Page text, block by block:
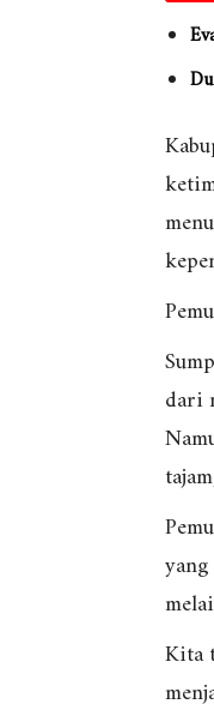
dari
Kita